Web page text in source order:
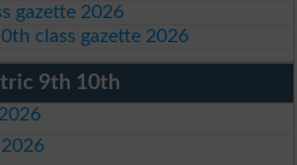
gazette 2026
class gazette 2026
9th 10th